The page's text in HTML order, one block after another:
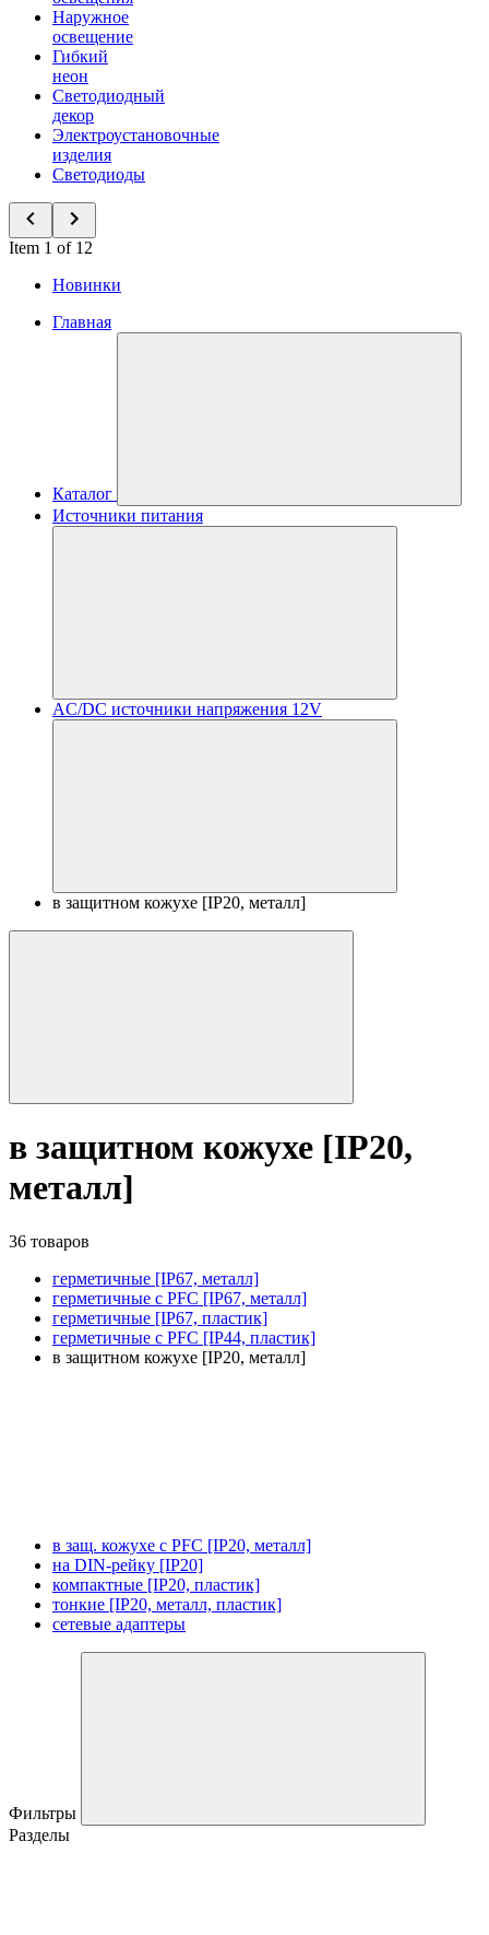
Наружное
освещение
Гибкий
неон
Светодиодный
декор
Электроустановочные
изделия
Светодиоды
Item 1 of 12
Новинки
Главная
Каталог
Источники питания
AC/DC источники напряжения 12V
в защитном кожухе [IP20, металл]
в защитном кожухе [IP20,
металл]
36 товаров
герметичные [IP67, металл]
герметичные с PFC [IP67, металл]
герметичные [IP67, пластик]
герметичные с PFC [IP44, пластик]
в защитном кожухе [IP20, металл]
в защ. кожухе с PFC [IP20, металл]
на DIN-рейку [IP20]
компактные [IP20, пластик]
тонкие [IP20, металл, пластик]
сетевые адаптеры
Фильтры
Разделы